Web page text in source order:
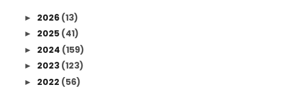
► 2026 (13)
► 2025 (41)
► 2024 (159)
► 2023 (123)
► 2022 (56)